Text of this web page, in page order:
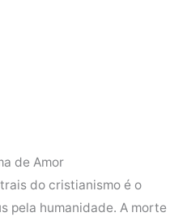
de Amor
do cristianismo é o
pela humanidade. A morte